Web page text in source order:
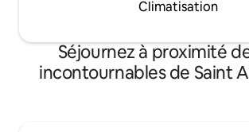
Climatisation
Séjournez à proximité
incontournables de Saint